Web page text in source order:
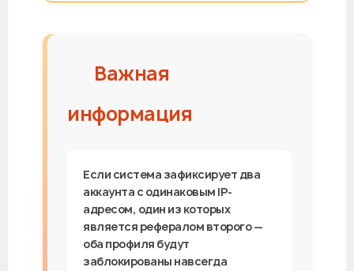
⚠️ Важная
информация
Если система зафиксирует два
аккаунта с одинаковым IP-
адресом, один из которых
является рефералом второго —
оба профиля будут
заблокированы навсегда